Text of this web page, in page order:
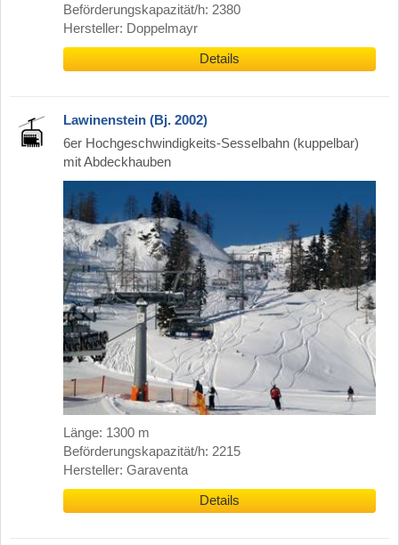
Beförderungskapazität/h: 2380
Hersteller: Doppelmayr
Details
Lawinenstein (Bj. 2002)
6er Hochgeschwindigkeits-Sesselbahn (kuppelbar)
mit Abdeckhauben
Länge: 1300 m
Beförderungskapazität/h: 2215
Hersteller: Garaventa
Details